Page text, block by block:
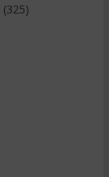
(325)